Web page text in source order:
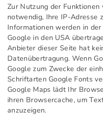
Zur Nutzung der Funktionen
notwendig, Ihre IP-Adresse
Informationen werden in
Google in den USA
Anbieter dieser Seite hat
Datenübertragung. Wenn
Google zum Zwecke der
Schriftarten Google Fonts
Google Maps lädt Ihr
ihren Browsercache, um
anzuzeigen.